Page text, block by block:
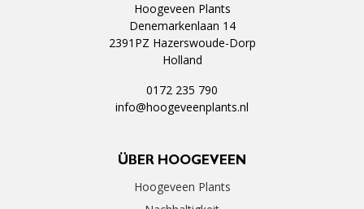
Hoogeveen Plants
Denemarkenlaan 14
2391PZ Hazerswoude-Dorp
Holland
0172 235 790
info@hoogeveenplants.nl
ÜBER HOOGEVEEN
Hoogeveen Plants